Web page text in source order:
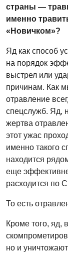
страны —
именно
«Новичком»?
Яд как способ
на порядок
выстрел или
причинам. Как
отравление
спецслужб. Яд,
жертва
этот ужас
именно такого
находится
еще
расходится по
То есть
Кроме того, яд,
но и